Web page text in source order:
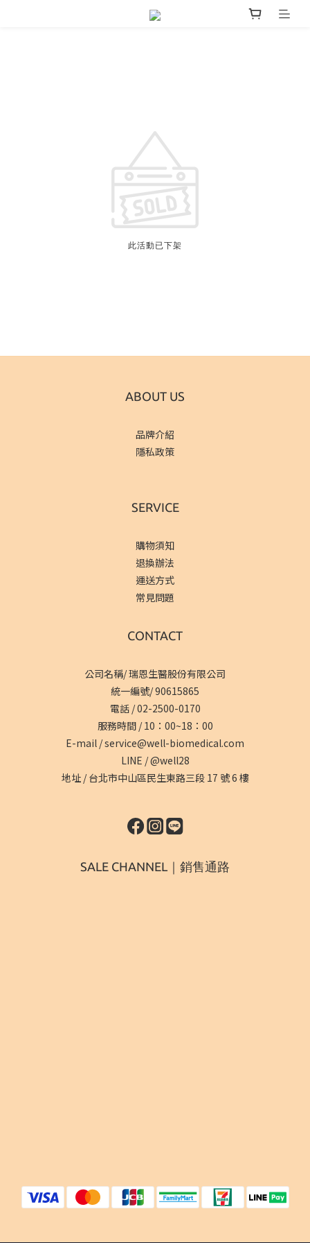
此活動已下架
ABOUT US
品牌介紹
隱私政策
SERVICE
購物須知
退換辦法
運送方式
常見問題
CONTACT
公司名稱/ 瑞恩生醫股份有限公司
統一編號/ 90615865
電話 /02-2500-0170
服務時間 / 10：00~18：00
E-mail /service@well-biomedical.com
LINE /@well28
地址 /台北市中山區民生東路三段 17 號 6 樓
SALE CHANNEL｜銷售通路